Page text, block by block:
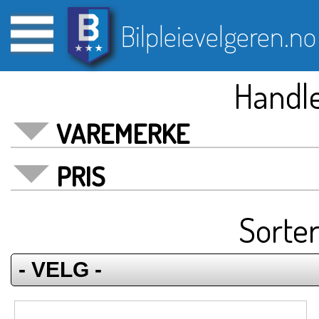
Bilpleievelgeren.no
VAREMERKE
PRIS